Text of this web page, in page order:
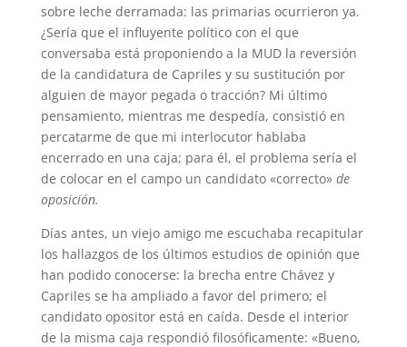
sobre leche derramada: las primarias ocurrieron ya.
¿Sería que el influyente político con el que
conversaba está proponiendo a la MUD la reversión
de la candidatura de Capriles y su sustitución por
alguien de mayor pegada o tracción? Mi último
pensamiento, mientras me despedía, consistió en
percatarme de que mi interlocutor hablaba
encerrado en una caja; para él, el problema sería el
de colocar en el campo un candidato «correcto» de
oposición.
Días antes, un viejo amigo me escuchaba recapitular
los hallazgos de los últimos estudios de opinión que
han podido conocerse: la brecha entre Chávez y
Capriles se ha ampliado a favor del primero; el
candidato opositor está en caída. Desde el interior
de la misma caja respondió filosóficamente: «Bueno,